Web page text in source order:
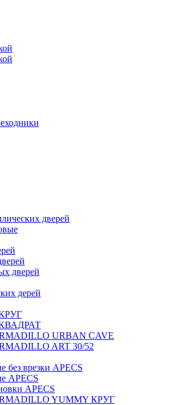
дверей
дверей
дерей
КВАДРАТ
URBAN CAVE
ART 30/52
без врезки APECS
APECS
APECS
YUMMY КРУГ